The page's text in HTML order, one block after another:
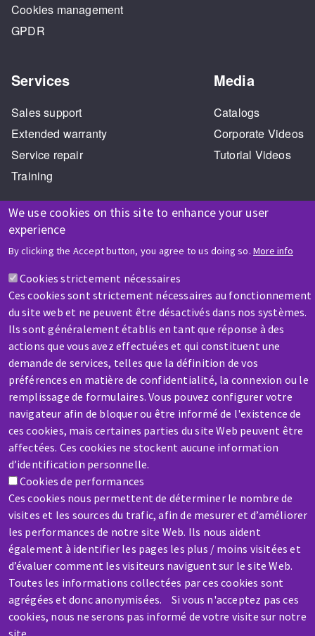
We use cookies on this site to enhance your user
experience
By clicking the Accept button, you agree to us doing so. More info
Cookies strictement nécessaires
Ces cookies sont strictement nécessaires au fonctionnement
du site web et ne peuvent être désactivés dans nos systèmes.
Ils sont généralement établis en tant que réponse à des
actions que vous avez effectuées et qui constituent une
demande de services, telles que la définition de vos
préférences en matière de confidentialité, la connexion ou le
remplissage de formulaires. Vous pouvez configurer votre
navigateur afin de bloquer ou être informé de l'existence de
ces cookies, mais certaines parties du site Web peuvent être
affectées. Ces cookies ne stockent aucune information
d’identification personnelle.
Cookies de performances
Ces cookies nous permettent de déterminer le nombre de
visites et les sources du trafic, afin de mesurer et d’améliorer
les performances de notre site Web. Ils nous aident
également à identifier les pages les plus / moins visitées et
d’évaluer comment les visiteurs naviguent sur le site Web.
Toutes les informations collectées par ces cookies sont
agrégées et donc anonymisées. Si vous n'acceptez pas ces
cookies, nous ne serons pas informé de votre visite sur notre
site.
Cookies management
GPDR
Services
Sales support
Extended warranty
Service repair
Training
Media
Catalogs
Corporate Videos
Tutorial Videos
HELP & CONTACT
A question? Information about?
Contact-us
SERVICE / REPAIR
A broken machine? Out of order?
Contact-us
Skip